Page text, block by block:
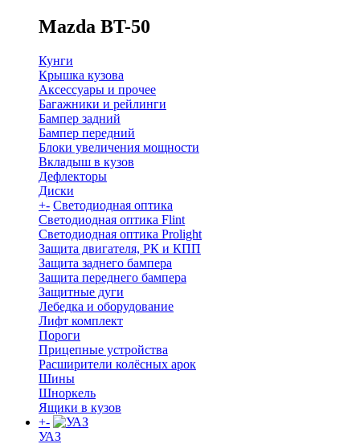
Mazda BT-50
Кунги
Крышка кузова
Аксессуары и прочее
Багажники и рейлинги
Бампер задний
Бампер передний
Блоки увеличения мощности
Вкладыш в кузов
Дефлекторы
Диски
+- Светодиодная оптика
Светодиодная оптика Flint
Светодиодная оптика Prolight
Защита двигателя, РК и КПП
Защита заднего бампера
Защита переднего бампера
Защитные дуги
Лебедка и оборудование
Лифт комплект
Пороги
Прицепные устройства
Расширители колёсных арок
Шины
Шноркель
Ящики в кузов
+-
УАЗ